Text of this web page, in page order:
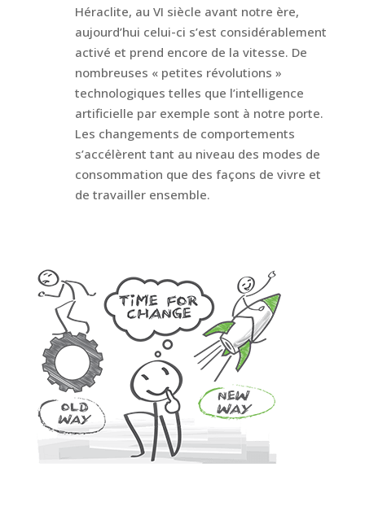
Héraclite, au VI siècle avant notre ère,
aujourd’hui celui-ci s’est considérablement
activé et prend encore de la vitesse. De
nombreuses « petites révolutions »
technologiques telles que l’intelligence
artificielle par exemple sont à notre porte.
Les changements de comportements
s’accélèrent tant au niveau des modes de
consommation que des façons de vivre et
de travailler ensemble.